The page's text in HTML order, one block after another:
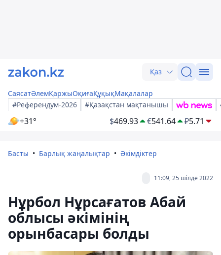
Қаз
СаясатӘлемҚаржыОқиғаҚұқықМақалалар
#Референдум-2026
#Қазақстан мақтанышы
+31° $469.93 €541.64 ₽5.71
Басты Барлық жаңалықтар Әкімдіктер
11:09, 25 шілде 2022
Нұрбол Нұрсағатов Абай
облысы әкімінің
орынбасары болды